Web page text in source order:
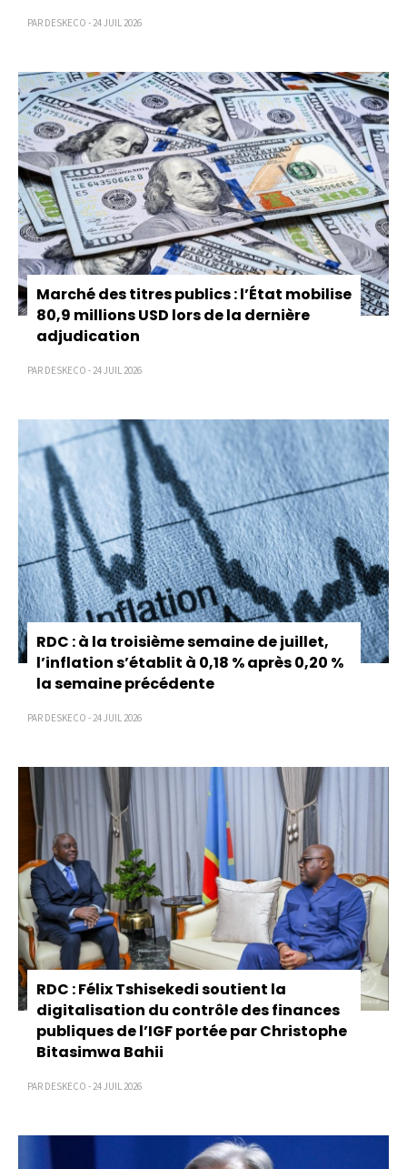
PAR DESKECO - 24 JUIL 2026
Marché des titres publics : l’État mobilise
80,9 millions USD lors de la dernière
adjudication
PAR DESKECO - 24 JUIL 2026
RDC : à la troisième semaine de juillet,
l’inflation s’établit à 0,18 % après 0,20 %
la semaine précédente
PAR DESKECO - 24 JUIL 2026
RDC : Félix Tshisekedi soutient la
digitalisation du contrôle des finances
publiques de l’IGF portée par Christophe
Bitasimwa Bahii
PAR DESKECO - 24 JUIL 2026